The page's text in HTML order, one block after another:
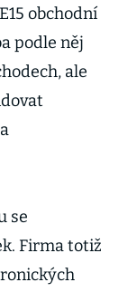
obchodní
podle něj
ale
se
Firma totiž